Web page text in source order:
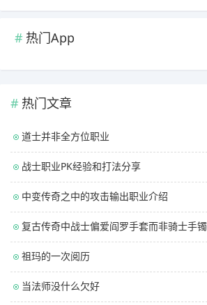
热门App
热门文章
道士并非全方位职业
战士职业PK经验和打法分享
中变传奇之中的攻击输出职业介绍
复古传奇中战士偏爱阎罗手套而非骑士手镯
祖玛的一次阅历
当法师没什么欠好